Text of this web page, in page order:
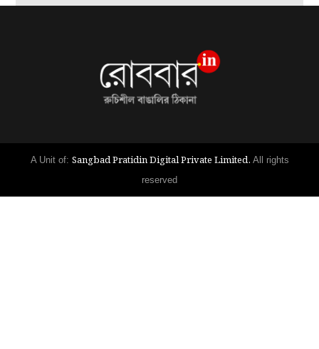
A Unit of: Sangbad Pratidin Digital Private Limited. All rights
reserved